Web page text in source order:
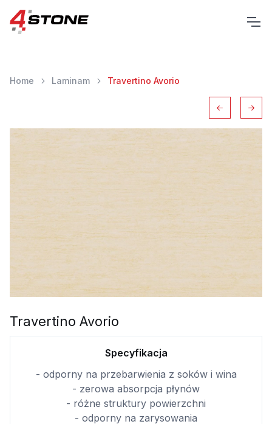
Home Laminam Travertino Avorio
Travertino Avorio
Specyfikacja
- odporny na przebarwienia z soków i wina
- zerowa absorpcja płynów
- różne struktury powierzchni
- odporny na zarysowania